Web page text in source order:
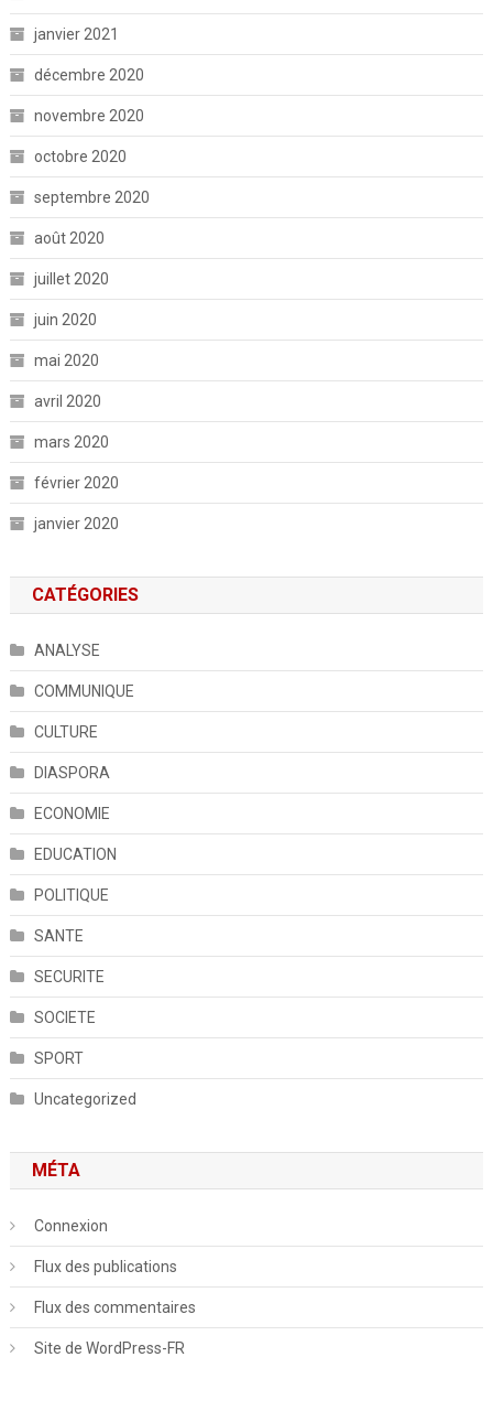
janvier 2021
décembre 2020
novembre 2020
octobre 2020
septembre 2020
août 2020
juillet 2020
juin 2020
mai 2020
avril 2020
mars 2020
février 2020
janvier 2020
CATÉGORIES
ANALYSE
COMMUNIQUE
CULTURE
DIASPORA
ECONOMIE
EDUCATION
POLITIQUE
SANTE
SECURITE
SOCIETE
SPORT
Uncategorized
MÉTA
Connexion
Flux des publications
Flux des commentaires
Site de WordPress-FR